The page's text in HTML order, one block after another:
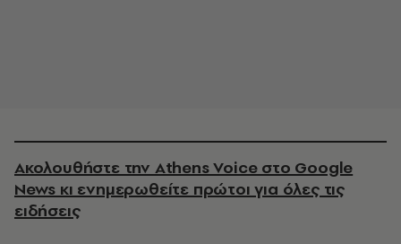
Ακολουθήστε την Athens Voice στο Google
News κι ενημερωθείτε πρώτοι για όλες τις
ειδήσεις